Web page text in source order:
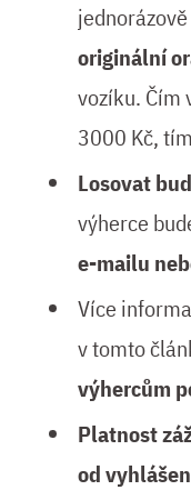
originální
vozíku. Čím
3000 Kč,
Losovat
výherce
e-mailu
Více
v tomto
výhercům
Platnost
od